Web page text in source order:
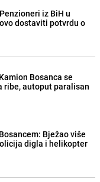
iz BiH u
dostaviti potvrdu o
Bosanca se
ribe, autoput paralisan
Bježao više
digla i helikopter